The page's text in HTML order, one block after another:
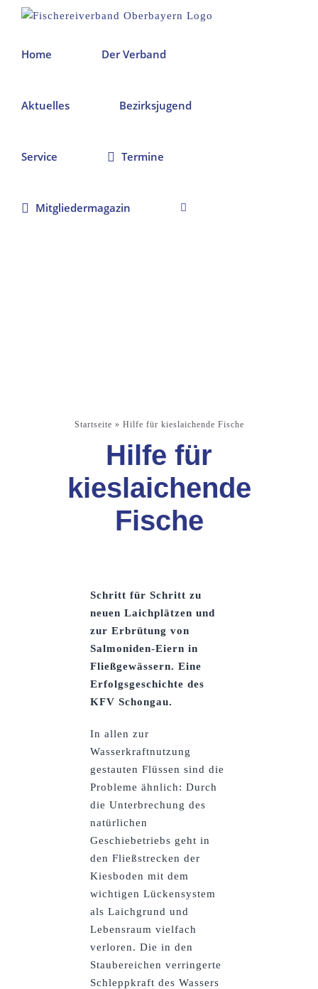
Zum
Home Der Verband
Aktuelles Bezirksjugend
Service Termine
Mitgliedermagazin
Startseite » Hilfe für kieslaichende Fische
Hilfe für
kieslaichende
Fische
Schritt für Schritt zu
neuen Laichplätzen und
zur Erbrütung von
Salmoniden-Eiern in
Fließgewässern. Eine
Erfolgsgeschichte des
KFV Schongau.
In allen zur
Wasserkraftnutzung
gestauten Flüssen sind die
Probleme ähnlich: Durch
die Unterbrechung des
natürlichen
Geschiebetriebs geht in
den Fließstrecken der
Kiesboden mit dem
wichtigen Lückensystem
als Laichgrund und
Lebensraum vielfach
verloren. Die in den
Staubereichen verringerte
Schleppkraft des Wassers